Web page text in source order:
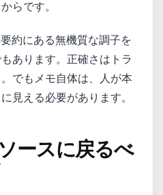
らです。
約にある無機質な調子を
あります。正確さはトラ
でもメモ自体は、人が本
見える必要があります。
ースに戻るべ